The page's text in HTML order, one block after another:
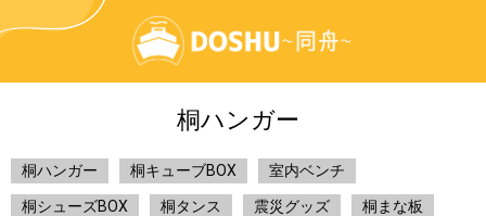
桐ハンガー
桐ハンガー 桐キューブBOX 室内ベンチ
桐シューズBOX 桐タンス 震災グッズ 桐まな板